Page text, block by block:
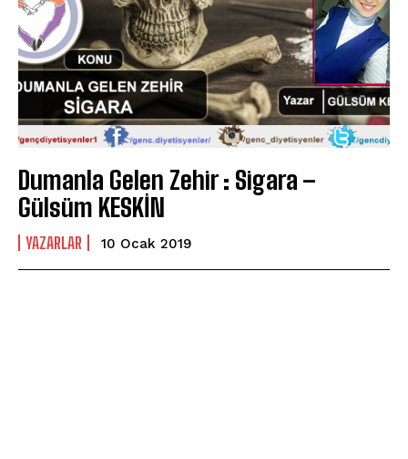
Dumanla Gelen Zehir : Sigara –
Gülsüm KESKİN
YAZARLAR 10 Ocak 2019